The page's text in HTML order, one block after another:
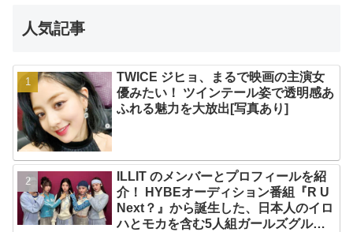
人気記事
TWICE ジヒョ、まるで映画の主演女
優みたい！ ツインテール姿で透明感あ
ふれる魅力を大放出[写真あり]
ILLIT のメンバーとプロフィールを紹
介！ HYBEオーディション番組『R U
Next？』から誕生した、日本人のイロ
ハとモカを含む5人組ガールズグルー